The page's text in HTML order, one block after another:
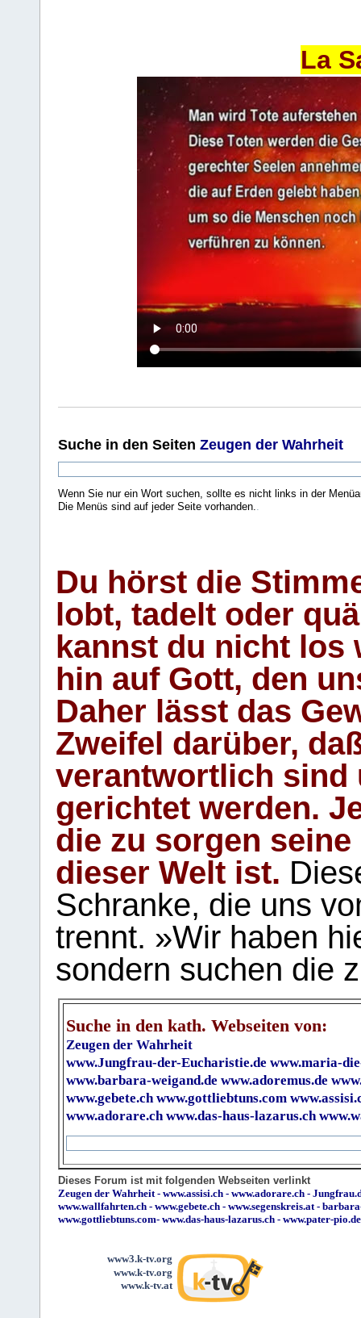
La
Suche in den Seiten Zeugen der Wahrheit
Wenn Sie nur ein Wort suchen, sollte es nicht links in der
Die Menüs sind auf jeder Seite vorhanden.
Du hörst die
lobt, tadelt oder
kannst du nicht los
hin auf Gott, den
Daher lässt das
Zweifel darüber,
verantwortlich sind
gerichtet werden.
die zu sorgen
dieser Welt ist.
Schranke, die uns
trennt. »Wir haben
sondern suchen die
Suche in den kath. Webseiten von:
Zeugen der Wahrheit
www.Jungfrau-der-Eucharistie.de www.maria-
www.barbara-weigand.de www.adoremus.de
www.gebete.ch www.gottliebtuns.com
www.adorare.ch www.das-haus-lazarus.ch
Dieses Forum ist mit folgenden Webseiten verlinkt
Zeugen der Wahrheit - www.assisi.ch - www.adorare.ch -
www.wallfahrten.ch - www.gebete.ch - www.segenskreis.at -
www.gottliebtuns.com- www.das-haus-lazarus.ch - www.pater-pio.de
www3.k-tv.org
www.k-tv.org
www.k-tv.at